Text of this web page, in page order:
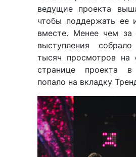
ведущие проекта
чтобы поддержать ее
вместе. Менее чем за
выступления
тысяч просмотров на
странице проекта
попало на вкладку